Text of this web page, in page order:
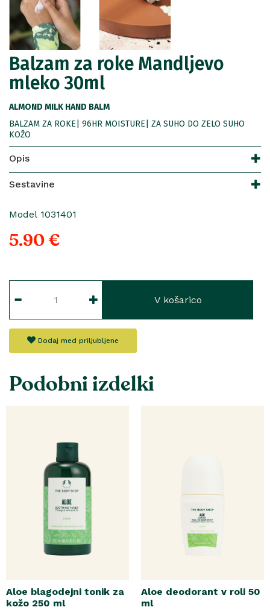
Balzam za roke Mandljevo
mleko 30ml
ALMOND MILK HAND BALM
BALZAM ZA ROKE| 96HR MOISTURE| ZA SUHO DO ZELO SUHO
KOŽO
Opis
Sestavine
Model 1031401
5.90 €
V košarico
Dodaj med priljubljene
Podobni izdelki
Aloe blagodejni tonik za
kožo 250 ml
Aloe deodorant v roli 50
ml